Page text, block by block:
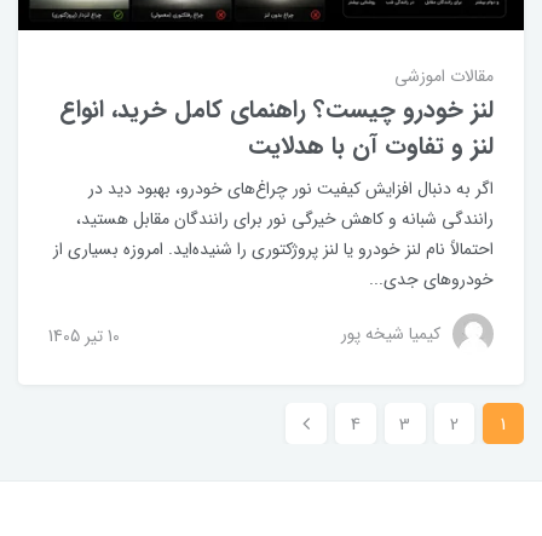
مقالات اموزشی
لنز خودرو چیست؟ راهنمای کامل خرید، انواع
لنز و تفاوت آن با هدلایت
اگر به دنبال افزایش کیفیت نور چراغ‌های خودرو، بهبود دید در
رانندگی شبانه و کاهش خیرگی نور برای رانندگان مقابل هستید،
احتمالاً نام لنز خودرو یا لنز پروژکتوری را شنیده‌اید. امروزه بسیاری از
خودروهای جدی...
کیمیا شیخه پور 10 تير 1405
1
2
3
4